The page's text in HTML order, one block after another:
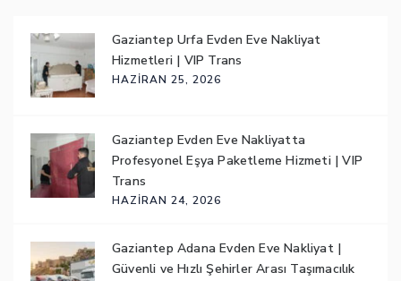
Gaziantep Urfa Evden Eve Nakliyat
Hizmetleri | VIP Trans
HAZIRAN 25, 2026
Gaziantep Evden Eve Nakliyatta
Profesyonel Eşya Paketleme Hizmeti | VIP
Trans
HAZIRAN 24, 2026
Gaziantep Adana Evden Eve Nakliyat |
Güvenli ve Hızlı Şehirler Arası Taşımacılık